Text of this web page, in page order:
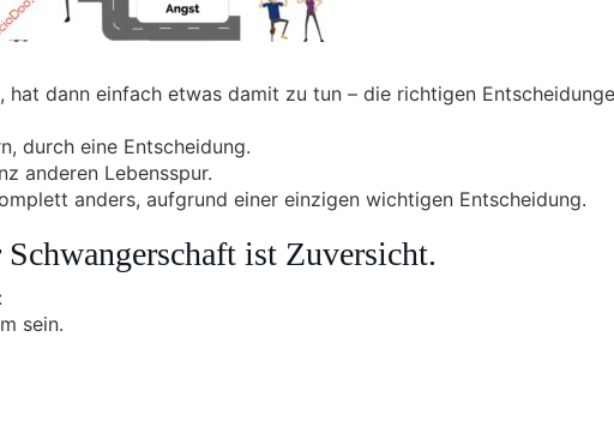
dann einfach etwas damit zu tun – die richtigen
durch eine Entscheidung.
anderen Lebensspur.
anders, aufgrund einer einzigen wichtigen Entscheidung.
ist Zuversicht.
sein.